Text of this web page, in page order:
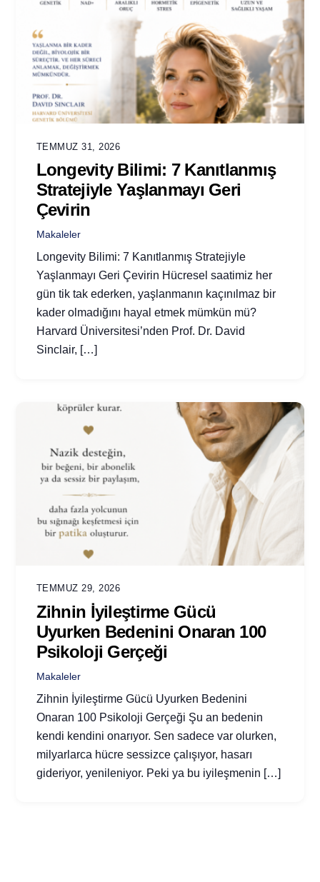
TEMMUZ 31, 2026
Longevity Bilimi: 7 Kanıtlanmış
Stratejiyle Yaşlanmayı Geri
Çevirin
Makaleler
Longevity Bilimi: 7 Kanıtlanmış Stratejiyle
Yaşlanmayı Geri Çevirin Hücresel saatimiz her
gün tik tak ederken, yaşlanmanın kaçınılmaz bir
kader olmadığını hayal etmek mümkün mü?
Harvard Üniversitesi’nden Prof. Dr. David
Sinclair, […]
TEMMUZ 29, 2026
Zihnin İyileştirme Gücü
Uyurken Bedenini Onaran 100
Psikoloji Gerçeği
Makaleler
Zihnin İyileştirme Gücü Uyurken Bedenini
Onaran 100 Psikoloji Gerçeği Şu an bedenin
kendi kendini onarıyor. Sen sadece var olurken,
milyarlarca hücre sessizce çalışıyor, hasarı
gideriyor, yenileniyor. Peki ya bu iyileşmenin […]